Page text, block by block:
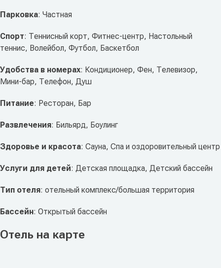
Парковка: Частная
Спорт: Теннисный корт, Фитнес-центр, Настольный
теннис, Волейбол, Футбол, Баскетбол
Удобства в номерах: Кондиционер, Фен, Телевизор,
Мини-бар, Телефон, Душ
Питание: Ресторан, Бар
Развлечения: Бильярд, Боулинг
Здоровье и красота: Сауна, Спа и оздоровительный центр
Услуги для детей: Детская площадка, Детский бассейн
Тип отеля: отельный комплекс/большая территория
Бассейн: Открытый бассейн
Отель на карте